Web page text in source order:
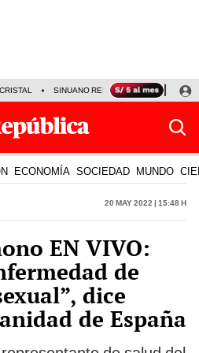
SINUANO RESULTADOS HOY
ECONOMÍA SOCIEDAD MUNDO
20 May 2022 | 15:48 h
EN VIVO:
de
dice
de España